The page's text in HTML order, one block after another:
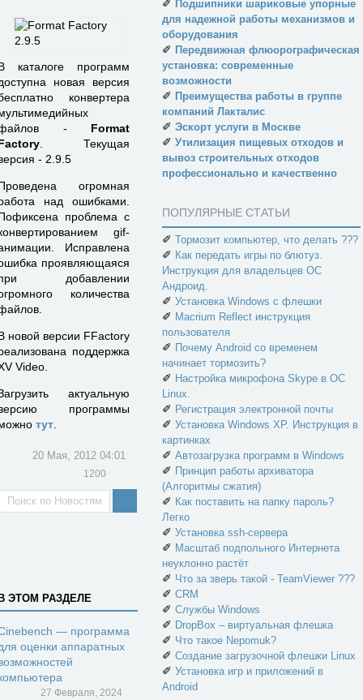
каталоге программ
новая версия
конвертера
- Format
. Текущая
- 2.9.5
огромная
над ошибками.
проблема с
gif-
Исправлена
проявляющаяся
добавлении
количества
новой версии FFactory
поддержка
Video.
актуальную
программы
тут
20 Мая, 2012 04:01
1200
ЭТОМ РАЗДЕЛЕ
— программа
оценки аппаратных
27 Февраля, 2024
✐ Подшипники шариковые упорные
для надежной работы механизмов и
оборудования
✐ Передвижная флюорографическая
установка: современные
возможности
✐ Преимущества работы в группе
компаний Лакталис
✐ Эскорт услуги в Москве
✐ Утилизация пищевых отходов и
вывоз строительных отходов
профессионально и качественно
ПОПУЛЯРНЫЕ СТАТЬИ
✐ Тормозит компьютер, что делать ???
✐ Как передать игры по блютуз.
Инструкция для владельцев ОС
Андроид.
✐ Установка Windows с флешки
✐ Macrium Reflect инструкция
пользователя
✐ Почему Android со временем
начинает тормозить?
✐ Настройка микрофона Skype в ОС
Linux.
✐ Регистрация электронной почты
✐ Установка Windows XP. Инструкция в
картинках
✐ Автозагрузка программ в Windows
✐ Принцип работы архиватора
(Алгоритмы сжатия)
✐ Как поставить на папку пароль?
Легко
✐ Установка ssh-сервера
✐ Масштаб подпольного Интернета
неуклонно растёт
✐ Что за зверь такой - TeamViewer ???
✐ CRM
✐ Службы Windows
✐ DropBox – виртуальная флешка
✐ Что такое Nepomuk?
✐ Создание загрузочной флешки Linux
✐ Установка игр и приложений в
Android